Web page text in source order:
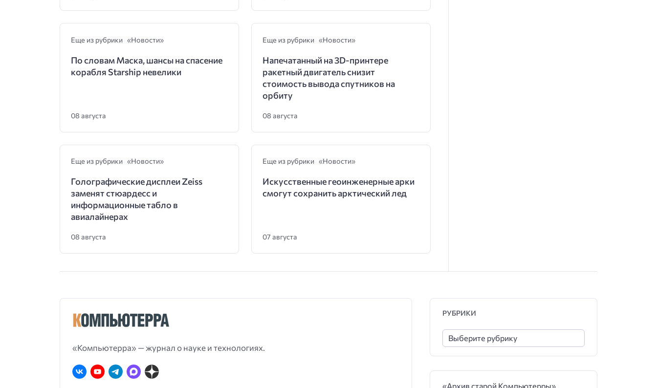
Еще из рубрики «Новости»
По словам Маска, шансы на спасение
корабля Starship невелики
08 августа
Еще из рубрики «Новости»
Напечатанный на 3D-принтере
ракетный двигатель снизит
стоимость вывода спутников на
орбиту
08 августа
Еще из рубрики «Новости»
Голографические дисплеи Zeiss
заменят стюардесс и
информационные табло в
авиалайнерах
08 августа
Еще из рубрики «Новости»
Искусственные геоинженерные арки
смогут сохранить арктический лед
07 августа
«Компьютерра» — журнал о науке и технологиях.
РУБРИКИ
«Архив старой Компьютерры»